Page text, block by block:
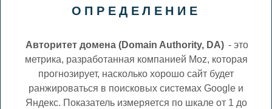
ОПРЕДЕЛЕНИЕ
Авторитет домена (Domain Authority, DA) - это
метрика, разработанная компанией Moz, которая
прогнозирует, насколько хорошо сайт будет
ранжироваться в поисковых системах Google и
Яндекс. Показатель измеряется по шкале от 1 до